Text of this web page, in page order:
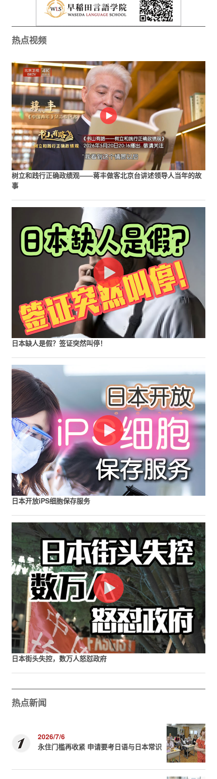
热点视频
树立和践行正确政绩观——蒋丰做客北京台讲述领导人当年的故
事
日本缺人是假？签证突然叫停！
日本开放iPS细胞保存服务
日本街头失控，数万人怒怼政府
热点新闻
2026/7/6
永住门槛再收紧 申请要考日语与日本常识